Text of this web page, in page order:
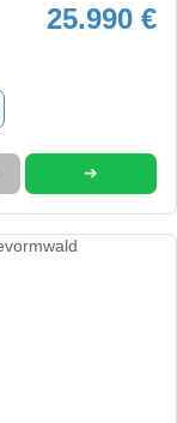
25.990 €
➜